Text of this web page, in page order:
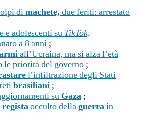
dimachete, due feriti: arrestato
e adolescenti su TikTok,
a 8 anni ;
armiall’Ucraina, ma si alza l’età
le priorità del governo ;
l’infiltrazione degli Stati
brasiliani ;
su Gaza ;
registaocculto dellaguerrain